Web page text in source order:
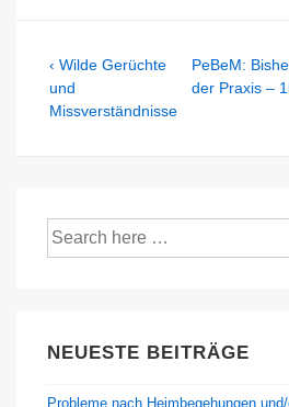
Previous
Post
is
‹ Wilde Gerüchte
und
Missverständnisse
Next
Post
PeBeM:
der Praxis –
Suche
nach:
NEUESTE BEITRÄGE
Probleme nach Heimbegehungen